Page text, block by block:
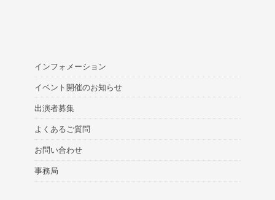
インフォメーション
イベント開催のお知らせ
出演者募集
よくあるご質問
お問い合わせ
事務局